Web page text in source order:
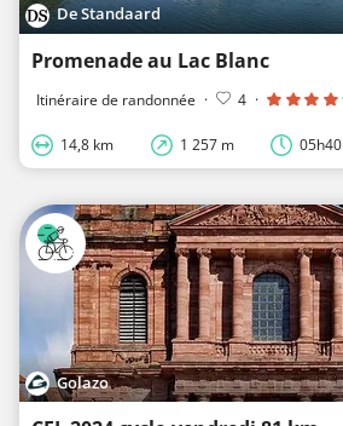
De Standaard
Promenade au Lac Blanc
Itinéraire de randonnée · 4 ·
14,8 km 1 257 m 05h40
Golazo